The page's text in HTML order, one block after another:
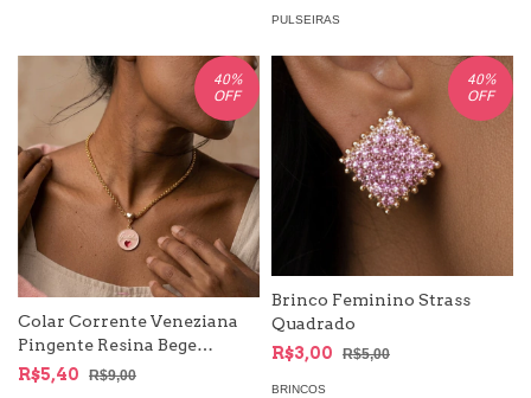
PULSEIRAS
40%
OFF
Colar Corrente Veneziana
Pingente Resina Bege
Coração | Família Amor
R$5,40 R$9,00
40%
OFF
Brinco Feminino Strass
Quadrado
R$3,00
R$5,00
BRINCOS